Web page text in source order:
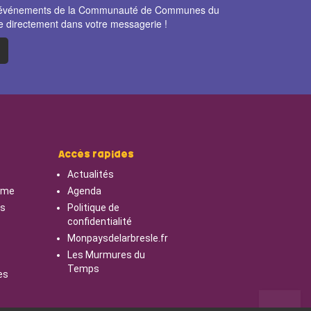
de la Communauté de Communes du
directement dans votre messagerie !
Accès rapides
Actualités
Agenda
Politique de
confidentialité
Monpaysdelarbresle.fr
Les Murmures du
Temps